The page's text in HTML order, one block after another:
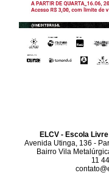
ELCV - Escola
Avenida Utinga, 136 -
Bairro Vila
11